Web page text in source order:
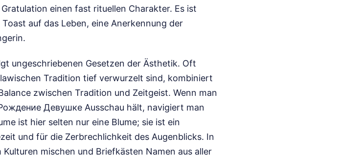
einen fast rituellen Charakter. Es ist
auf das Leben, eine Anerkennung der
ungeschriebenen Gesetzen der Ästhetik. Oft
Tradition tief verwurzelt sind, kombiniert
zwischen Tradition und Zeitgeist. Wenn man
Девушке Ausschau hält, navigiert man
ist hier selten nur eine Blume; sie ist ein
und für die Zerbrechlichkeit des Augenblicks. In
mischen und Briefkästen Namen aus aller